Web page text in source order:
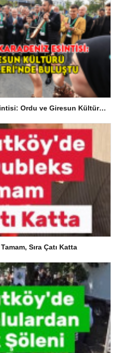
Arnavutköy’de Karadeniz Esintisi: Ordu ve Giresun Kültürü Memleket Günleri’nde Buluştu
Sıra Çatı Katta